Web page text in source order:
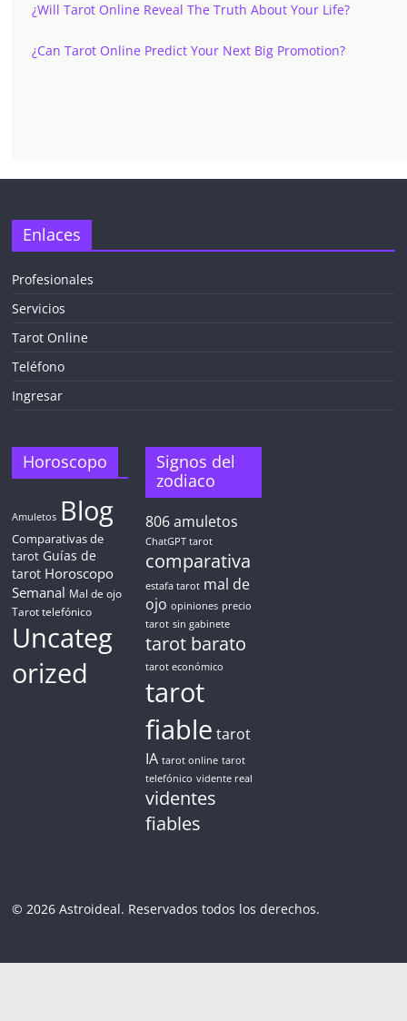
¿Will Tarot Online Reveal The Truth About Your Life?
¿Can Tarot Online Predict Your Next Big Promotion?
TAROT GRATIS
✓ Sin cargos automáticos. El chat se detiene al finalizar el
crédito
Enlaces
Profesionales
Servicios
Tarot Online
Teléfono
Ingresar
Horoscopo
Amuletos Blog
Comparativas de
tarot Guías de
tarot Horoscopo
Semanal Mal de ojo
Tarot telefónico
Uncateg
orized
Signos del
zodiaco
806amuletos
ChatGPT tarot
comparativa
estafa tarot mal de
ojo opiniones precio
tarot sin gabinete
tarot barato
tarot económico
tarot
fiable tarot
IA tarot online tarot
telefónico vidente real
videntes
fiables
© 2026 Astroideal. Reservados todos los derechos.